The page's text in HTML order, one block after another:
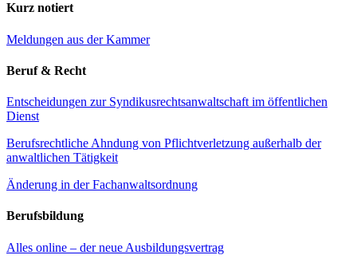
Kurz notiert
Meldungen aus der Kammer
Beruf & Recht
Entscheidungen zur Syndikusrechtsanwaltschaft im öffentlichen
Dienst
Berufsrechtliche Ahndung von Pflichtverletzung außerhalb der
anwaltlichen Tätigkeit
Änderung in der Fachanwaltsordnung
Berufsbildung
Alles online – der neue Ausbildungsvertrag